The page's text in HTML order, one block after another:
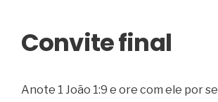
Convite final
Anote 1 João 1:9 e ore com ele por